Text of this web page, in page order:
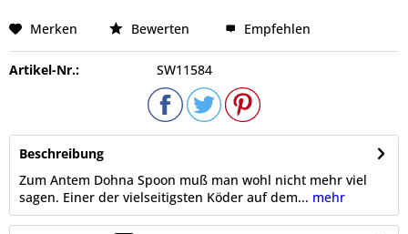
Merken Bewerten Empfehlen
Artikel-Nr.: SW11584
Beschreibung
Zum Antem Dohna Spoon muß man wohl nicht mehr viel
sagen. Einer der vielseitigsten Köder auf dem... mehr